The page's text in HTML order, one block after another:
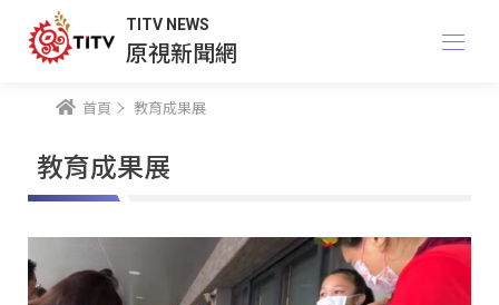
TITV NEWS
原視新聞網
首頁 教育成果展
教育成果展